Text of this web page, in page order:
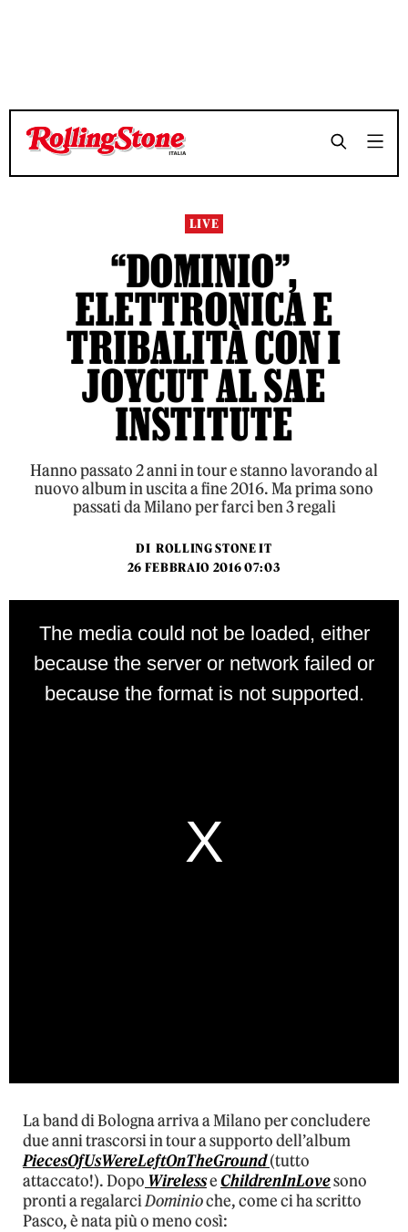
LIVE
“DOMINIO”,
ELETTRONICA E
TRIBALITÀ CON I
JOYCUT AL SAE
INSTITUTE
Hanno passato 2 anni in tour e stanno lavorando al
nuovo album in uscita a fine 2016. Ma prima sono
passati da Milano per farci ben 3 regali
DI ROLLING STONE IT
26 FEBBRAIO 2016 07:03
La band di Bologna arriva a Milano per concludere
due anni trascorsi in tour a supporto dell’album
PiecesOfUsWereLeftOnTheGround(tutto
attaccato!). Dopo WirelesseChildrenInLovesono
pronti a regalarciDominioche, come ci ha scritto
Pasco, è nata più o meno così: